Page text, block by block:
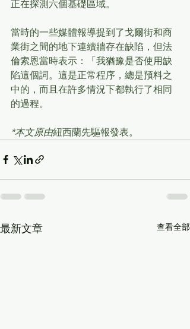
正在探測六個基礎區域。
當時的一些媒體報導提到了戈爾街和商
業街之間的地下連續牆存在缺陷，但法
倫索恩當時表示：「我猶豫是否使用缺
陷這個詞。這是正常程序，總是預料之
中的，而且在許多情況下都執行了相同
的過程。
*本文原由紐西蘭先驅報發表。
最新文章 查看全部